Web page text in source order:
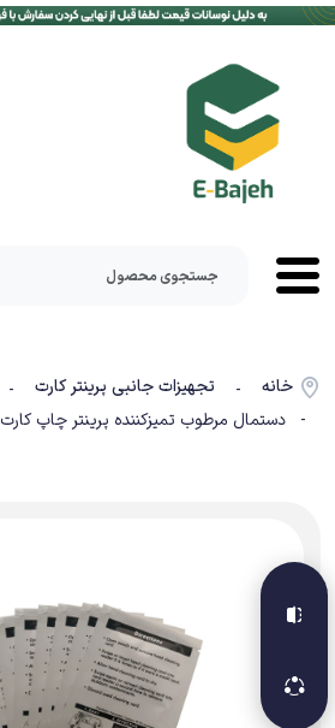
خانه - تجهیزات جانبی پرینتر کارت -
- دستمال مرطوب تمیزکننده پرینتر چاپ کارت PVC